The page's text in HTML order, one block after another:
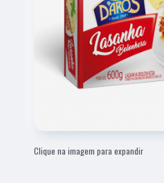
Clique na imagem para expandir